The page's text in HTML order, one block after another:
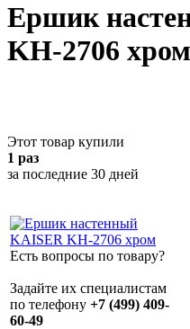
Ершик
KH-2706 хром
Этот товар купили
1 раз
за последние 30 дней
Есть вопросы по товару?
Задайте их специалистам
по телефону +7 (499) 409-
60-49